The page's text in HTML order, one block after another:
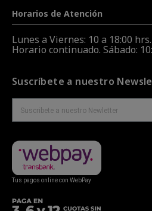
Horarios de Atención
Lunes a Viernes: 10 a 18:00 hrs.
Horario continuado. Sábado:
Suscríbete a nuestro
Tus pagos online con WebPay